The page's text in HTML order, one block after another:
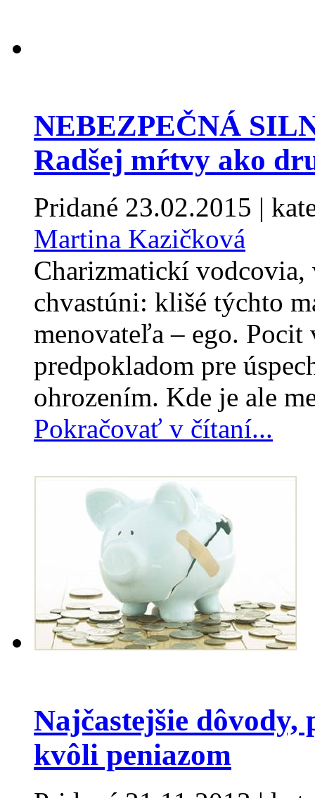
NEBEZPEČNÁ
Radšej mŕtvy ako
Pridané 23.02.2015 |
Martina Kazičková
Charizmatickí
chvastúni: klišé týchto
menovateľa – ego.
predpokladom pre
ohrozením. Kde je ale
Pokračovať v čítaní...
Najčastejšie
kvôli peniazom